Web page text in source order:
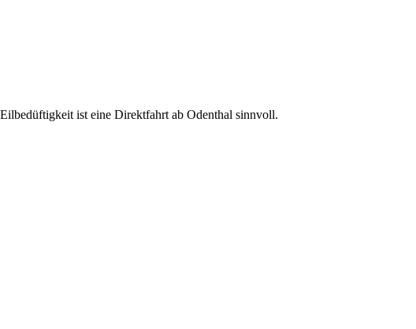
ist eine Direktfahrt ab Odenthal sinnvoll.